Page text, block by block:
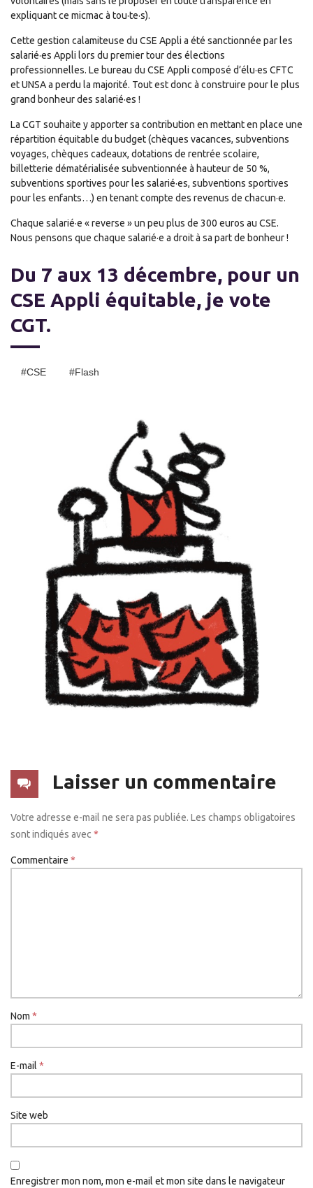
expliquant ce micmac à tou·te·s).
Cette gestion calamiteuse du CSE Appli a été sanctionnée par les
salarié·es Appli lors du premier tour des élections
professionnelles. Le bureau du CSE Appli composé d’élu·es CFTC
et UNSA a perdu la majorité. Tout est donc à construire pour le plus
grand bonheur des salarié·es !
La CGT souhaite y apporter sa contribution en mettant en place une
répartition équitable du budget (chèques vacances, subventions
voyages, chèques cadeaux, dotations de rentrée scolaire,
billetterie dématérialisée subventionnée à hauteur de 50 %,
subventions sportives pour les salarié·es, subventions sportives
pour les enfants…) en tenant compte des revenus de chacun·e.
Chaque salarié·e « reverse » un peu plus de 300 euros au CSE.
Nous pensons que chaque salarié·e a droit à sa part de bonheur !
Du 7 aux 13 décembre, pour un
CSE Appli équitable, je vote
CGT.
#CSE #Flash
Laisser un commentaire
Votre adresse e-mail ne sera pas publiée. Les champs obligatoires
sont indiqués avec *
Commentaire *
Nom *
E-mail *
Site web
Enregistrer mon nom, mon e-mail et mon site dans le navigateur